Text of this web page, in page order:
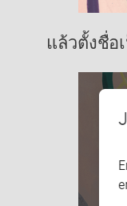
แล้วตั้งชื่อ